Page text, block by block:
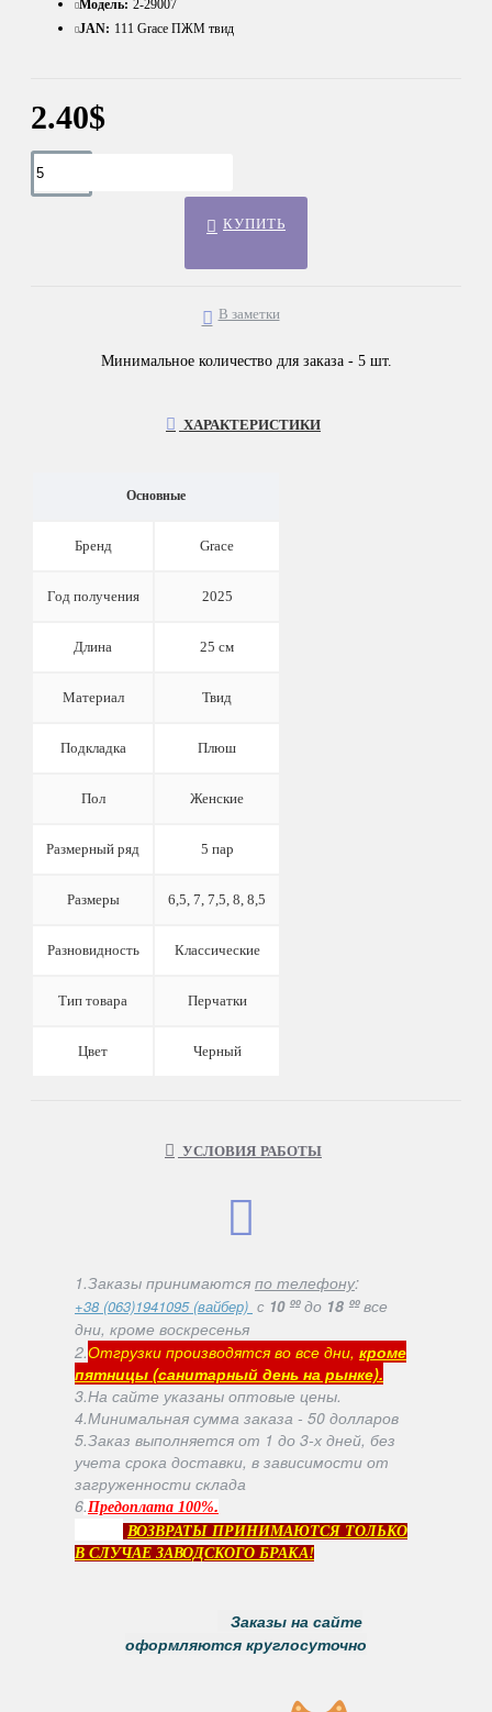
2.40$
Модель: 2-29007
JAN: 111 Grace ПЖМ твид
КУПИТЬ
В заметки
Минимальное количество для заказа - 5 шт.
ХАРАКТЕРИСТИКИ
Основные
Бренд Grace
Год получения 2025
Длина 25 см
Материал Твид
Подкладка Плюш
Пол Женские
Размерный ряд 5 пар
Размеры 6,5, 7, 7,5, 8, 8,5
Разновидность Классические
Тип товара Перчатки
Цвет Черный
УСЛОВИЯ РАБОТЫ
1.Заказы принимаются по телефону:
+38 (063)1941095 (вайбер) с 10 ººдо 18 ººвсе
дни, кроме воскресенья
2.Отгрузки производятся во все дни, кроме
пятницы (санитарный день на рынке).
3.На сайте указаны оптовые цены.
4.Минимальная сумма заказа - 50 долларов
5.Заказ выполняется от 1 до 3-х дней, без
учета срока доставки, в зависимости от
загруженности склада
6.Предоплата 100%.
ВОЗВРАТЫ ПРИНИМАЮТСЯ ТОЛЬКО
В СЛУЧАЕ ЗАВОДСКОГО БРАКА!
Заказы на сайте
оформляются круглосуточно